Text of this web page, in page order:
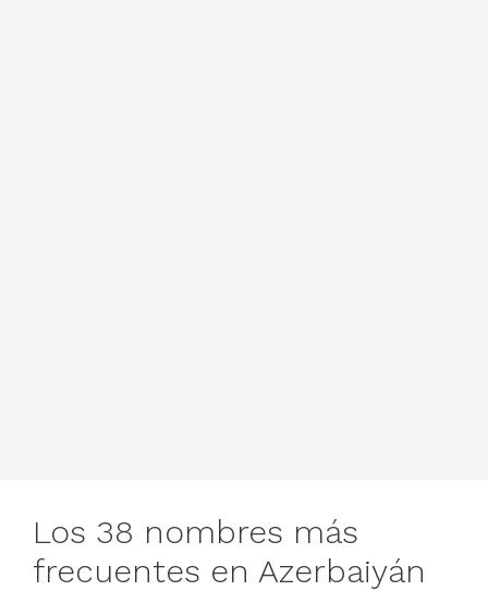
Los 38 nombres más
frecuentes en Azerbaiyán